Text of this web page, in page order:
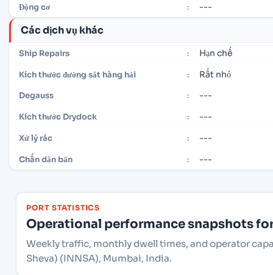
Động cơ : ---
Các dịch vụ khác
Ship Repairs : Hạn chế
Kích thước đường sắt hàng hải : Rất nhỏ
Degauss : ---
Kích thước Drydock : ---
Xử lý rác : ---
Chấn dằn bẩn : ---
PORT STATISTICS
Operational performance snapshots
Weekly traffic, monthly dwell times, and operator
Sheva) (INNSA), Mumbai, India.